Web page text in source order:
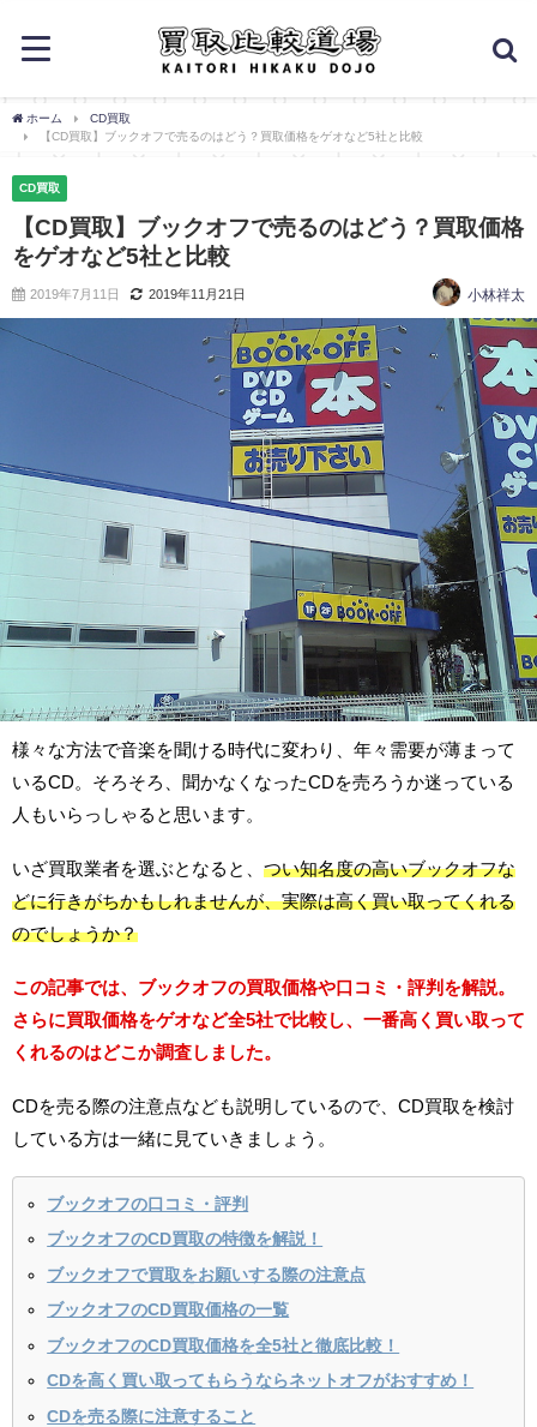
ホーム
CD買取
【CD買取】ブックオフで売るのはどう？買取価格をゲオなど5社と比較
CD買取
【CD買取】ブックオフで売るのはどう？買取価格
をゲオなど5社と比較
2019年7月11日 2019年11月21日 小林祥太
様々な方法で音楽を聞ける時代に変わり、年々需要が薄まって
いるCD。そろそろ、聞かなくなったCDを売ろうか迷っている
人もいらっしゃると思います。
いざ買取業者を選ぶとなると、 つい知名度の高いブックオフな
どに行きがちかもしれませんが、実際は高く買い取ってくれる
のでしょうか？
この記事では、ブックオフの買取価格や口コミ・評判を解説。
さらに買取価格をゲオなど全5社で比較し、一番高く買い取って
くれるのはどこか調査しました。
CDを売る際の注意点なども説明しているので、CD買取を検討
している方は一緒に見ていきましょう。
ブックオフの口コミ・評判
ブックオフのCD買取の特徴を解説！
ブックオフで買取をお願いする際の注意点
ブックオフのCD買取価格の一覧
ブックオフのCD買取価格を全5社と徹底比較！
CDを高く買い取ってもらうならネットオフがおすすめ！
CDを売る際に注意すること